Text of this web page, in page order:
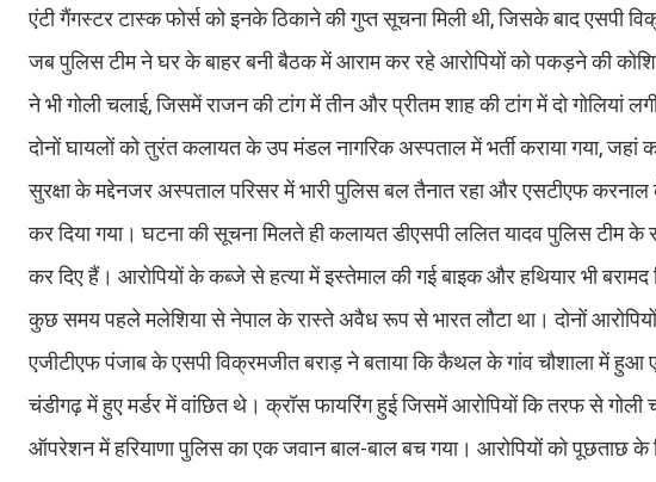
एंटी गैंगस्टर टास्क फोर्स को इनके ठिकाने की गुप्त सूचना मिली थी, जिसके बाद एसपी
जब पुलिस टीम ने घर के बाहर बनी बैठक में आराम कर रहे आरोपियों को पकड़ने की
ने भी गोली चलाई, जिसमें राजन की टांग में तीन और प्रीतम शाह की टांग में दो गोलियां
दोनों घायलों को तुरंत कलायत के उप मंडल नागरिक अस्पताल में भर्ती कराया गया,
सुरक्षा के मद्देनजर अस्पताल परिसर में भारी पुलिस बल तैनात रहा और एसटीएफ
कर दिया गया। घटना की सूचना मिलते ही कलायत डीएसपी ललित यादव पुलिस टीम
कर दिए हैं। आरोपियों के कब्जे से हत्या में इस्तेमाल की गई बाइक और हथियार भी
कुछ समय पहले मलेशिया से नेपाल के रास्ते अवैध रूप से भारत लौटा था। दोनों
एजीटीएफ पंजाब के एसपी विक्रमजीत बराड़ ने बताया कि कैथल के गांव चौशाला में
चंडीगढ़ में हुए मर्डर में वांछित थे। क्रॉस फायरिंग हुई जिसमें आरोपियों कि तरफ से
ऑपरेशन में हरियाणा पुलिस का एक जवान बाल-बाल बच गया। आरोपियों को पूछताछ के